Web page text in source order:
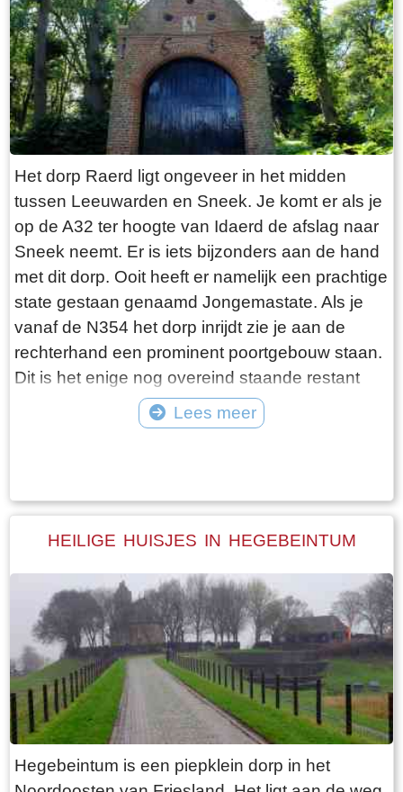
gevangen wordt. En niets is minder waar.
Tegenover de twee visrestaurants ligt in het
kleinste haventje van Europa eenzaam en
alleen de HL6. Navraag in het restaurant leert
dan dit de vissersboot van de gebroeders De
Vries is. Zij zijn de laatste overgebleven vissers
van Laaksum. Eerder was er sprake van een
bescheiden vloot maar de meeste vissers van
Laaksum zijn er al lang geleden mee gestopt.
De gebroeders De Vries houden het dus nog vol
en vangen regelmatig bot bij Laaksum. Ik hoor
dat de ze inmiddels aardig op leeftijd zijn, in
ieder geval over de zestig. Ik hoop dat ze het
nog even kunnen volhouden tot aan hun
pensioenleeftijd. Want zodra zij ermee stoppen
vangt iedereen bot bij Laaksum.
Het dorp Raerd ligt ongeveer in het midden
tussen Leeuwarden en Sneek. Je komt er als je
op de A32 ter hoogte van Idaerd de afslag naar
Sneek neemt. Er is iets bijzonders aan de hand
met dit dorp. Ooit heeft er namelijk een prachtige
state gestaan genaamd Jongemastate. Als je
vanaf de N354 het dorp inrijdt zie je aan de
rechterhand een prominent poortgebouw staan.
Dit is het enige nog overeind staande restant
van Jongemastate. Het poortgebouw geeft
toegang tot het park Jongemastate. In het
aub”. Het is de moeite waard om het park eens
heeft. Grote brokken zandsteen liggen her en
der verspreid door het park alsof er een enorme
explosie heeft plaatsgevonden. Niets is minder
waar. De laatste bewoner van Jongemastate
was Burgemeester van Slooten. Hij was
burgemeester van de gemeente
Rauwerderhem. Het voormalige gemeentehuis
staat een eindje verderop. Het is moeilijk voor te
stellen maar toen hij verhuisde heeft hij de state
Lees meer
HEILIGE HUISJES IN HEGEBEINTUM
Hegebeintum is een piepklein dorp in het